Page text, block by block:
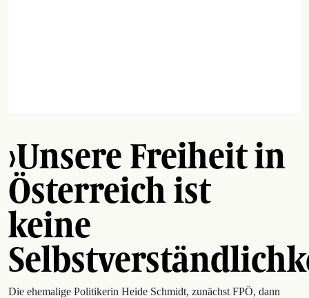
›Unsere Freiheit in
Österreich ist
keine
Die ehemalige Politikerin Heide Schmidt, zunächst FPÖ, dann